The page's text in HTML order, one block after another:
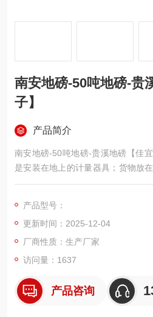
南安地磅-50吨地磅-贵
子】
产品简介
南安地磅-50吨地磅-贵溪地磅【佳
是安装在地上的计量器具；货物放
直接显示出货物重量的一种设备；
放心，热切期等与您的交流和合作！
产品型号：
更新时间：2025-12-04
厂商性质：生产厂家
访问量：1637
产品咨询